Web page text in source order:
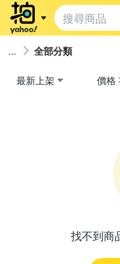
全部分類
最新上架 價格
找不到商